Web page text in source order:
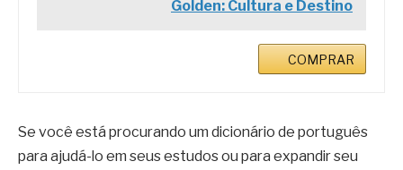
Golden: Cultura e Destino
COMPRAR
Se você está procurando um dicionário de português
para ajudá-lo em seus estudos ou para expandir seu